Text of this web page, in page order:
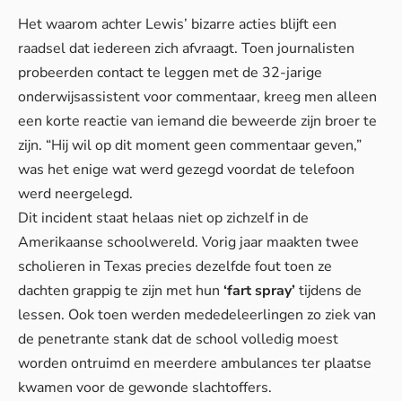
Het waarom achter Lewis’ bizarre acties blijft een
raadsel dat iedereen zich afvraagt. Toen journalisten
probeerden contact te leggen met de 32-jarige
onderwijsassistent voor commentaar, kreeg men alleen
een korte reactie van iemand die beweerde zijn broer te
zijn. “Hij wil op dit moment geen commentaar geven,”
was het enige wat werd gezegd voordat de telefoon
werd neergelegd.
Dit incident staat helaas niet op zichzelf in de
Amerikaanse schoolwereld. Vorig jaar maakten twee
scholieren in Texas precies dezelfde fout toen ze
dachten grappig te zijn met hun ‘fart spray’tijdens de
lessen. Ook toen werden mededeleerlingen zo ziek van
de penetrante stank dat de school volledig moest
worden ontruimd en meerdere ambulances ter plaatse
kwamen voor de gewonde slachtoffers.